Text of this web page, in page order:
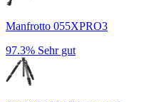
Manfrotto 055XPRO3
97.3% Sehr gut